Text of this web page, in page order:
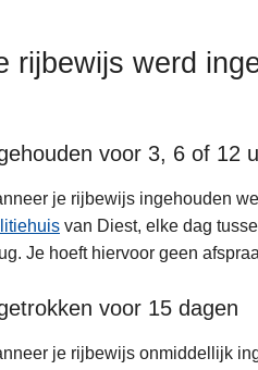
rijbewijs werd
voor 3, 6 of 12
je rijbewijs ingehouden
van Diest, elke dag
Je hoeft hiervoor geen
voor 15 dagen
je rijbewijs onmiddellijk